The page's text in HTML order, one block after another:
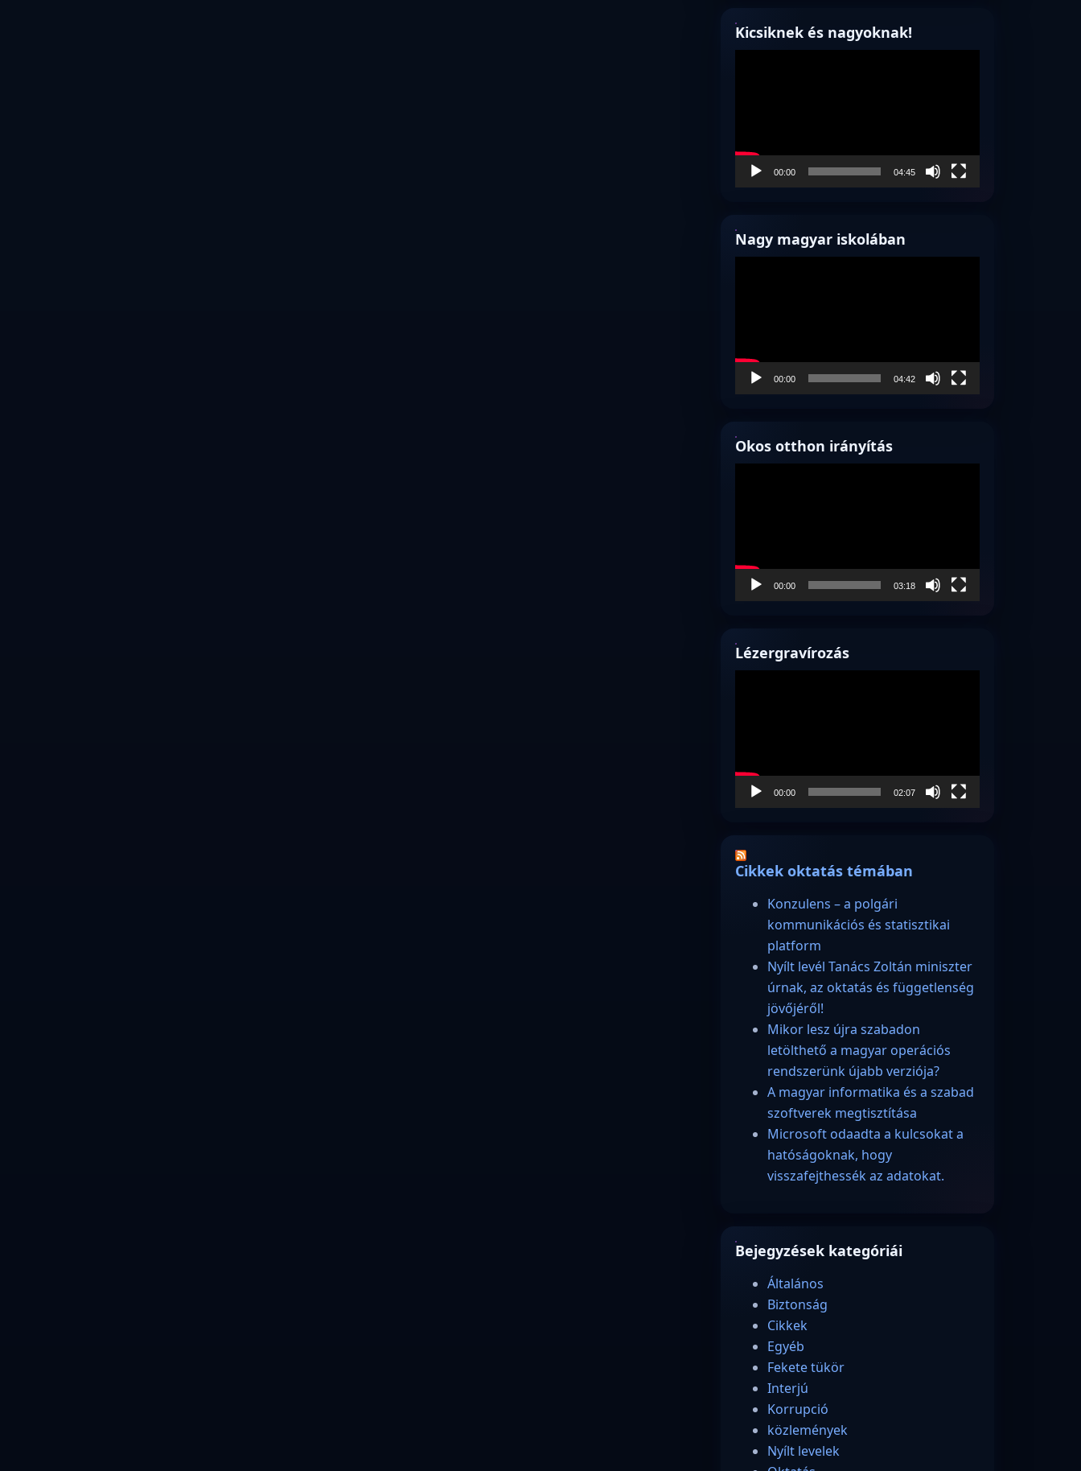
Kicsiknek és nagyoknak!
00:00 04:45
Nagy magyar iskolában
00:00 04:42
Okos otthon irányítás
00:00 03:18
Lézergravírozás
00:00 02:07
Cikkek oktatás témában
Konzulens – a polgári
kommunikációs és statisztikai
platform
Nyílt levél Tanács Zoltán miniszter
úrnak, az oktatás és függetlenség
jövőjéről!
Mikor lesz újra szabadon
letölthető a magyar operációs
rendszerünk újabb verziója?
A magyar informatika és a szabad
szoftverek megtisztítása
Microsoft odaadta a kulcsokat a
hatóságoknak, hogy
visszafejthessék az adatokat.
Bejegyzések kategóriái
Általános
Biztonság
Cikkek
Egyéb
Fekete tükör
Interjú
Korrupció
közlemények
Nyílt levelek